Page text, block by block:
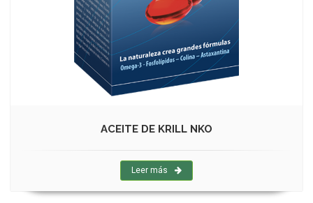
ACEITE DE KRILL NKO
Leer más